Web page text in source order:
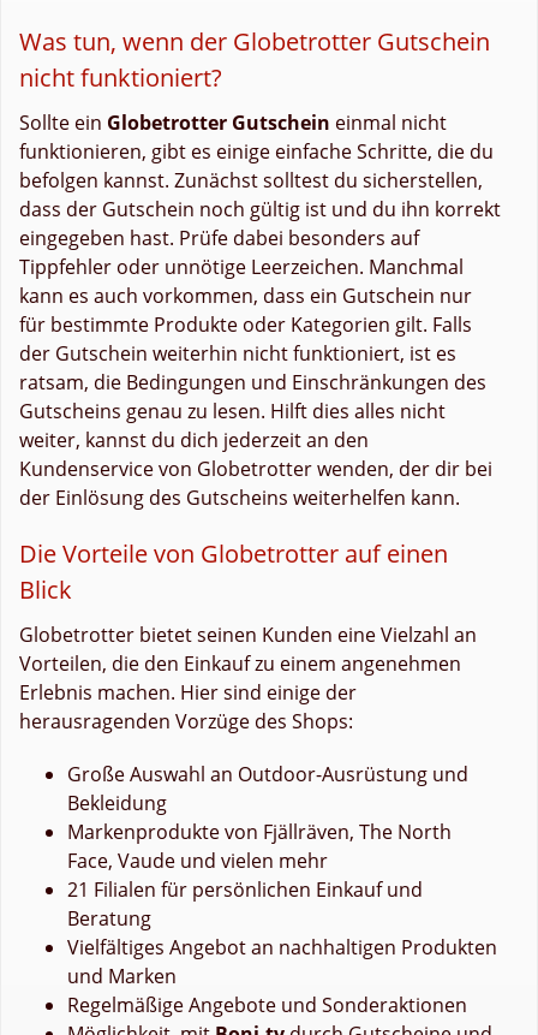
Was tun, wenn der Globetrotter Gutschein
nicht funktioniert?
Sollte ein Globetrotter Gutschein einmal nicht
funktionieren, gibt es einige einfache Schritte, die du
befolgen kannst. Zunächst solltest du sicherstellen,
dass der Gutschein noch gültig ist und du ihn korrekt
eingegeben hast. Prüfe dabei besonders auf
Tippfehler oder unnötige Leerzeichen. Manchmal
kann es auch vorkommen, dass ein Gutschein nur
für bestimmte Produkte oder Kategorien gilt. Falls
der Gutschein weiterhin nicht funktioniert, ist es
ratsam, die Bedingungen und Einschränkungen des
Gutscheins genau zu lesen. Hilft dies alles nicht
weiter, kannst du dich jederzeit an den
Kundenservice von Globetrotter wenden, der dir bei
der Einlösung des Gutscheins weiterhelfen kann.
Die Vorteile von Globetrotter auf einen
Blick
Globetrotter bietet seinen Kunden eine Vielzahl an
Vorteilen, die den Einkauf zu einem angenehmen
Erlebnis machen. Hier sind einige der
herausragenden Vorzüge des Shops:
Große Auswahl an Outdoor-Ausrüstung und
Bekleidung
Markenprodukte von Fjällräven, The North
Face, Vaude und vielen mehr
21 Filialen für persönlichen Einkauf und
Beratung
Vielfältiges Angebot an nachhaltigen Produkten
und Marken
Regelmäßige Angebote und Sonderaktionen